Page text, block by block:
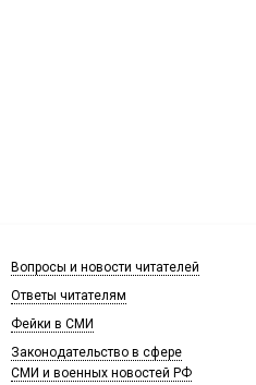
Вопросы и новости читателей
Ответы читателям
Фейки в СМИ
Законодательство в сфере
СМИ и военных новостей РФ